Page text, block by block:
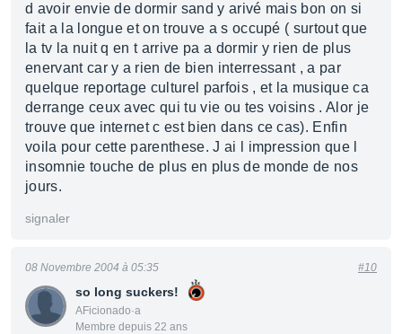
d avoir envie de dormir sand y arivé mais bon on si
fait a la longue et on trouve a s occupé ( surtout que
la tv la nuit q en t arrive pa a dormir y rien de plus
enervant car y a rien de bien interressant , a par
quelque reportage culturel parfois , et la musique ca
derrange ceux avec qui tu vie ou tes voisins . Alor je
trouve que internet c est bien dans ce cas). Enfin
voila pour cette parenthese. J ai l impression que l
insomnie touche de plus en plus de monde de nos
jours.
signaler
so long suckers!
AFicionado·a
Membre depuis 22 ans
08 Novembre 2004 à 05:35 #10